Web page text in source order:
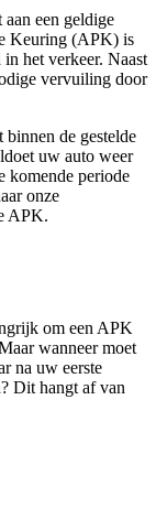
een geldige
Keuring (APK) is
het verkeer. Naast
vervuiling door
de gestelde
uw auto weer
komende periode
onze
APK.
om een APK
wanneer moet
na uw eerste
Dit hangt af van